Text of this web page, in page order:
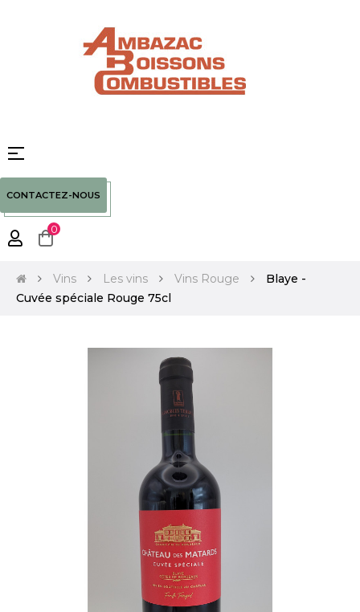
Basculer
☰
CONTACTEZ-NOUS
0
Vins Les vins Vins Rouge
Blaye -
Cuvée spéciale Rouge 75cl